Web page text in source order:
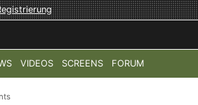
VIDEOS SCREENS FORUM
WARFARE 4 HALO: